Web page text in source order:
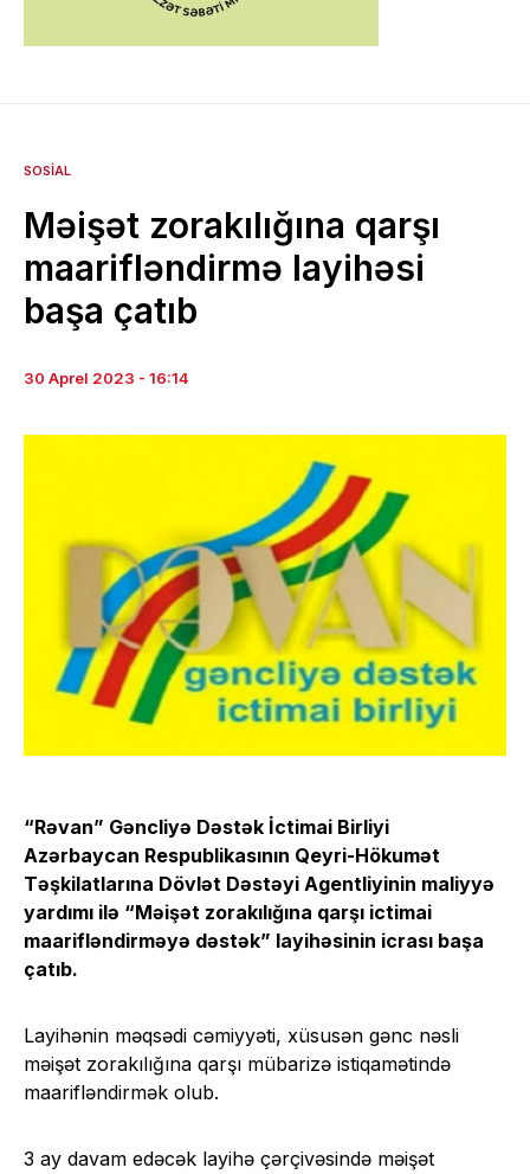
SOSIAL
Məişət zorakılığına qarşı
maarifləndirmə layihəsi
başa çatıb
30 Aprel 2023 - 16:14
“Rəvan” Gəncliyə Dəstək İctimai Birliyi
Azərbaycan Respublikasının Qeyri-Hökumət
Təşkilatlarına Dövlət Dəstəyi Agentliyinin maliyyə
yardımı ilə “Məişət zorakılığına qarşı ictimai
maarifləndirməyə dəstək” layihəsinin icrası başa
çatıb.
Layihənin məqsədi cəmiyyəti, xüsusən gənc nəsli
məişət zorakılığına qarşı mübarizə istiqamətində
maarifləndirmək olub.
3 ay davam edəcək layihə çərçivəsində məişət